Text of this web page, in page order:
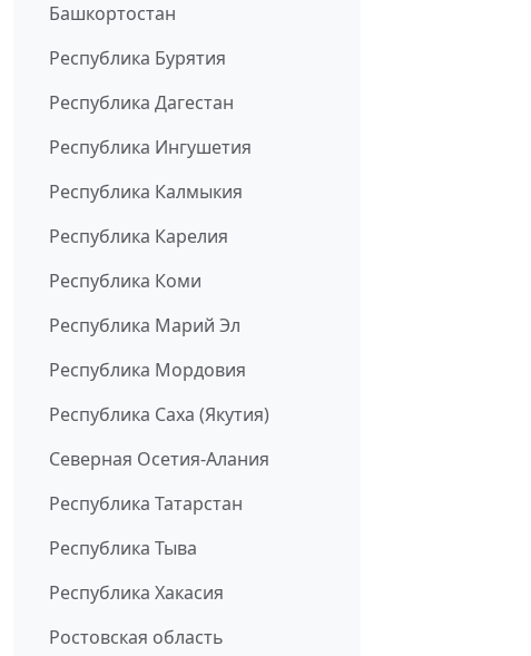
Башкортостан
Республика Бурятия
Республика Дагестан
Республика Ингушетия
Республика Калмыкия
Республика Карелия
Республика Коми
Республика Марий Эл
Республика Мордовия
Республика Саха (Якутия)
Северная Осетия-Алания
Республика Татарстан
Республика Тыва
Республика Хакасия
Ростовская область